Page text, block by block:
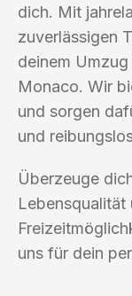
dich. Mit
zuverlässigen
deinem
Monaco. Wir
und sorgen
und
Überzeuge
uns für dein